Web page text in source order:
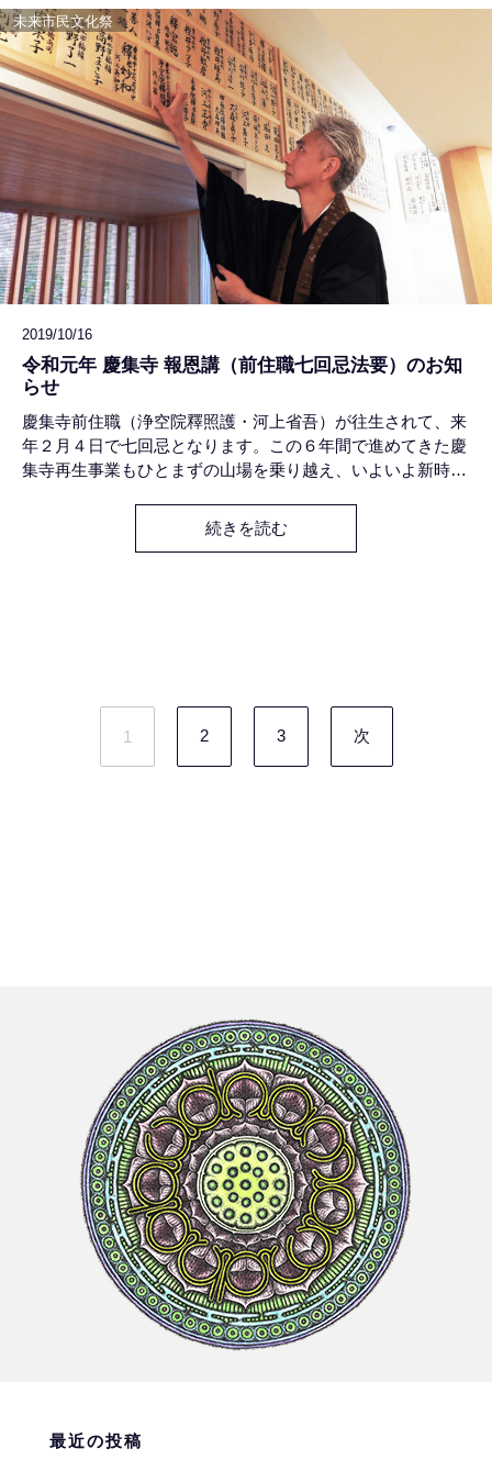
未来市民文化祭
2019/10/16
令和元年 慶集寺 報恩講（前住職七回忌法要）のお知
らせ
慶集寺前住職（浄空院釋照護・河上省吾）が往生されて、来
年２月４日で七回忌となります。この６年間で進めてきた慶
集寺再生事業もひとまずの山場を乗り越え、いよいよ新時代
のなかで、最も心に深く刻まれているのは「仏教の伝道には
伝統と革新の両輪を回すことが必要だ」という言葉です。伝
続きを読む
1 2 3 次
最近の投稿